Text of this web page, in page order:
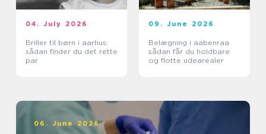
04. July 2026
Briller til børn i aarhus:
sådan finder du det rette
par
09. June 2026
Belægning i aabenraa
sådan får du holdbare
og flotte udearealer
06. June 2026